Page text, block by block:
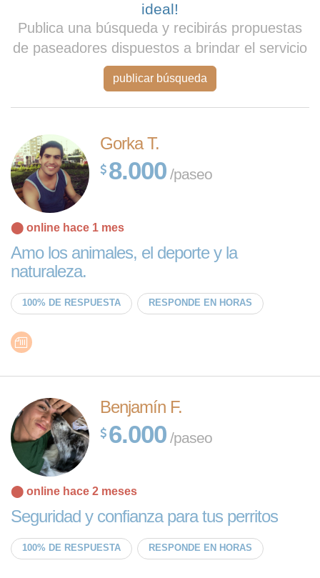
ideal!
Publica una búsqueda y recibirás propuestas
de paseadores dispuestos a brindar el servicio
publicar búsqueda
Gorka T.
8.000 /paseo
⬤ online hace 1 mes
Amo los animales, el deporte y la
naturaleza.
100% DE RESPUESTA RESPONDE EN HORAS
Benjamín F.
6.000 /paseo
⬤ online hace 2 meses
Seguridad y confianza para tus perritos
100% DE RESPUESTA RESPONDE EN HORAS